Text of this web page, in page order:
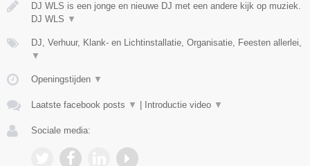
DJ WLS is een jonge en nieuwe DJ met een andere kijk op muziek.
DJ WLS ▼
DJ, Verhuur, Klank- en Lichtinstallatie, Organisatie, Feesten allerlei,
▼
Openingstijden ▼
Laatste facebook posts ▼ Introductie video ▼
Sociale media: